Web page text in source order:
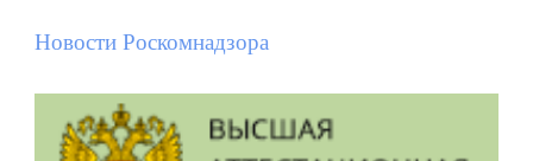
Новости Роскомнадзора